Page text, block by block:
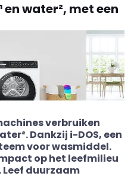
water², met een
verbruiken
Dankzij i-DOS, een
voor wasmiddel.
op het leefmilieu
duurzaam